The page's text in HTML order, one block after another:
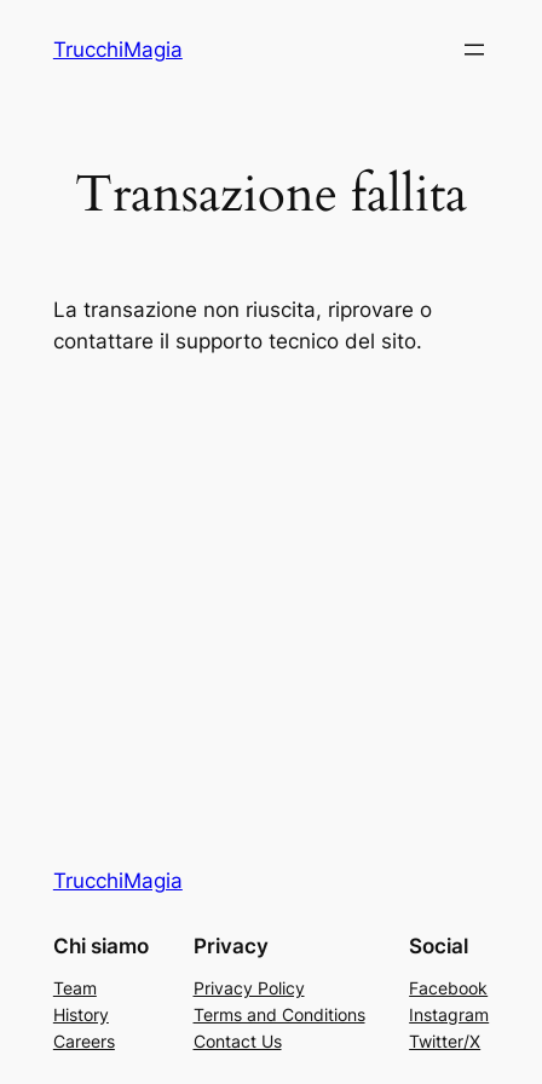
TrucchiMagia
Transazione fallita
La transazione non riuscita, riprovare o
contattare il supporto tecnico del sito.
TrucchiMagia
Chi siamo
Team
History
Careers
Privacy
Privacy Policy
Terms and Conditions
Contact Us
Social
Facebook
Instagram
Twitter/X